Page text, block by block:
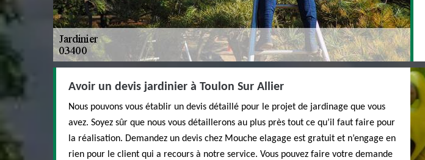
Avoir un devis jardinier à Toulon Sur Allier
Nous pouvons vous établir un devis détaillé pour le projet de jardinage que vous
avez. Soyez sûr que nous vous détaillerons au plus près tout ce qu’il faut faire pour
la réalisation. Demandez un devis chez Mouche elagage est gratuit et n’engage en
rien pour le client qui a recours à notre service. Vous pouvez faire votre demande